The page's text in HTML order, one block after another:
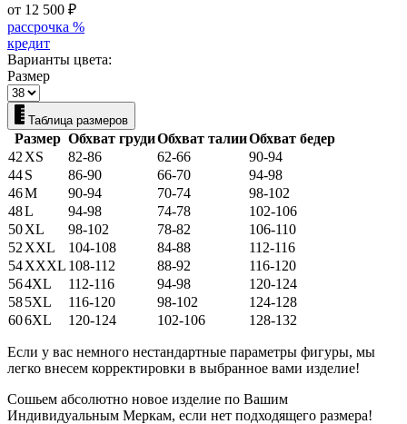
от 12 500 ₽
рассрочка %
кредит
Варианты цвета:
Размер
Таблица размеров
Размер Обхват грудиОбхват талииОбхват бедер
42 XS 82-86 62-66
90-94
44S 86-90 66-70
94-98
46M 90-94 70-74
98-102
48L 94-98 74-78
102-106
50XL 98-102 78-82
106-110
52 XXL 104-108 84-88
112-116
54XXXL 108-112 88-92
116-120
564XL 112-116 94-98
120-124
585XL 116-120 98-102
124-128
606XL 120-124 102-106 128-132
Если у вас немного нестандартные параметры фигуры, мы
легко внесем корректировки в выбранное вами изделие!
Сошьем абсолютно новое изделие по Вашим
Индивидуальным Меркам, если нет подходящего размера!